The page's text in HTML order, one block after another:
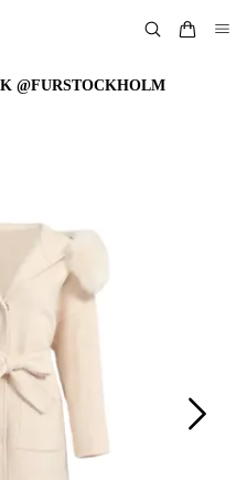
@FURSTOCKHOLM